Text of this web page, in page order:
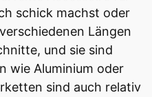
schick machst oder
Längen
und sie sind
wie Aluminium oder
sind auch relativ